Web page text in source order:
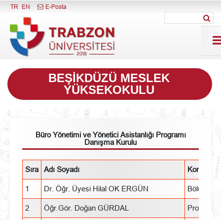
Menüyü Kapat
TR EN E-Posta
BEŞIKDÜZÜ MESLEK
YÜKSEKOKULU
Büro Yönetimi ve Yönetici Asistanlığı Programı
Danışma Kurulu
Sıra Adı Soyadı Konumu
1 Dr. Öğr. Üyesi Hilal OK ERGÜN Bölüm
2 Öğr.Gör. Doğan GÜRDAL Program